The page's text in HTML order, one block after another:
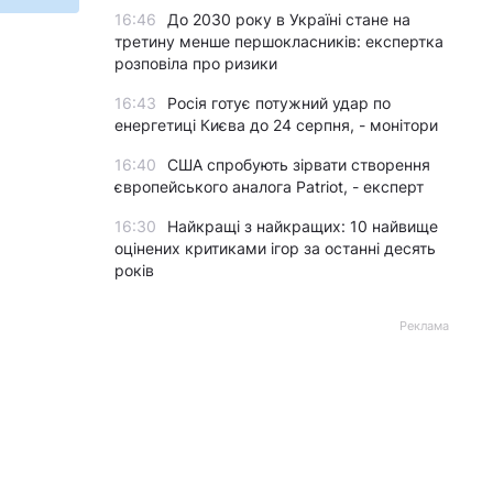
16:46
До 2030 року в Україні стане на
третину менше першокласників: експертка
розповіла про ризики
16:43
Росія готує потужний удар по
енергетиці Києва до 24 серпня, - монітори
16:40
США спробують зірвати створення
європейського аналога Patriot, - експерт
16:30
Найкращі з найкращих: 10 найвище
оцінених критиками ігор за останні десять
років
Реклама